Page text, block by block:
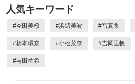
人気キーワード
#今田美桜 #浜辺美波 #写真集
#橋本環奈 #小松菜奈 #吉岡里帆
#与田祐希